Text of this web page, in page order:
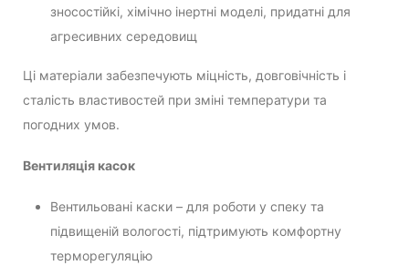
зносостійкі, хімічно інертні моделі, придатні для
агресивних середовищ
Ці матеріали забезпечують міцність, довговічність і
сталість властивостей при зміні температури та
погодних умов.
Вентиляція касок
Вентильовані каски – для роботи у спеку та
підвищеній вологості, підтримують комфортну
терморегуляцію